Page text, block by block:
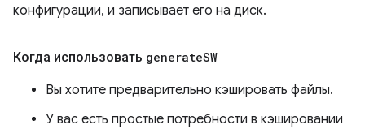
конфигурации, и записывает его на диск.
Когда использовать generateSW
Вы хотите предварительно кэшировать файлы.
У вас есть простые потребности в кэшировании